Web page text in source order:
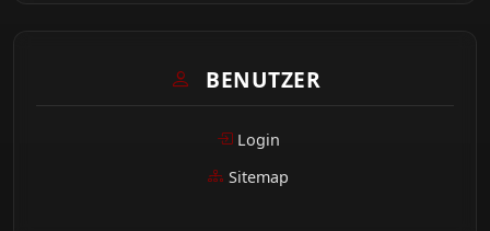
BENUTZER
Login
Sitemap